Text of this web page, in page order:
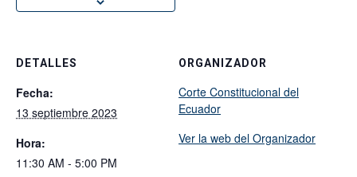
DETALLES
Fecha:
13 septiembre 2023
Hora:
11:30 AM - 5:00 PM
ORGANIZADOR
Corte Constitucional del
Ecuador
Ver la web del Organizador